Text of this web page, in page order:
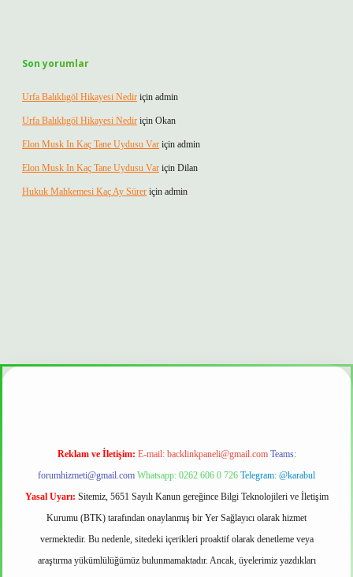
Son yorumlar
Urfa Balıklıgöl Hikayesi Nedir için admin
Urfa Balıklıgöl Hikayesi Nedir için Okan
Elon Musk In Kaç Tane Uydusu Var için admin
Elon Musk In Kaç Tane Uydusu Var için Dilan
Hukuk Mahkemesi Kaç Ay Sürer için admin
Reklam ve İletişim: E-mail: backlinkpaneli@gmail.com Teams:
forumhizmeti@gmail.com Whatsapp: 0262 606 0 726 Telegram: @karabul
Yasal Uyarı: Sitemiz, 5651 Sayılı Kanun gereğince Bilgi Teknolojileri ve İletişim
Kurumu (BTK) tarafından onaylanmış bir Yer Sağlayıcı olarak hizmet
vermektedir. Bu nedenle, sitedeki içerikleri proaktif olarak denetleme veya
araştırma yükümlülüğümüz bulunmamaktadır. Ancak, üyelerimiz yazdıkları